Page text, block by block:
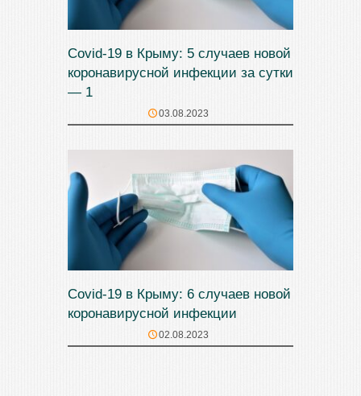
Covid-19 в Крыму: 5 случаев новой
коронавирусной инфекции за сутки
— 1
03.08.2023
Covid-19 в Крыму: 6 случаев новой
коронавирусной инфекции
02.08.2023